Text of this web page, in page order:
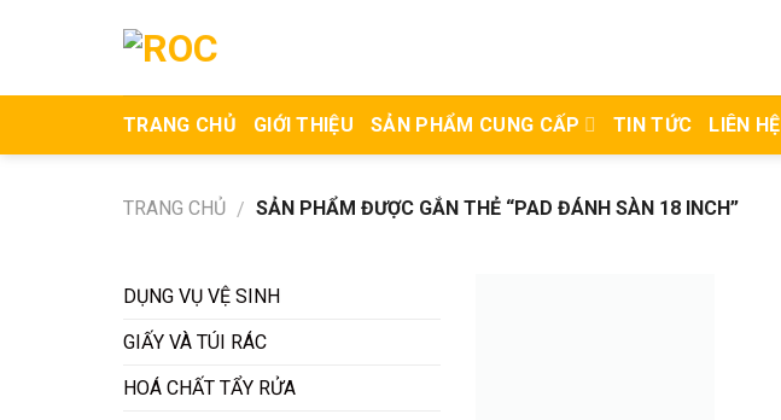
TRANG CHỦ GIỚI THIỆU SẢN PHẨM CUNG CẤP TIN TỨC LIÊN HỆ
TRANG CHỦ / SẢN PHẨM ĐƯỢC GẮN THẺ “PAD ĐÁNH SÀN 18 INCH”
DỤNG VỤ VỆ SINH
GIẤY VÀ TÚI RÁC
HOÁ CHẤT TẨY RỬA